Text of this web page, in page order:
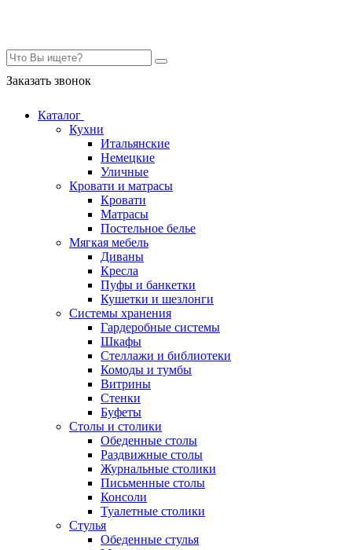
Заказать звонок
Каталог
Кухни
Итальянские
Немецкие
Уличные
Кровати и матрасы
Кровати
Матрасы
Постельное белье
Мягкая мебель
Диваны
Кресла
Пуфы и банкетки
Кушетки и шезлонги
Системы хранения
Гардеробные системы
Шкафы
Стеллажи и библиотеки
Комоды и тумбы
Витрины
Стенки
Буфеты
Столы и столики
Обеденные столы
Раздвижные столы
Журнальные столики
Письменные столы
Консоли
Туалетные столики
Стулья
Обеденные стулья